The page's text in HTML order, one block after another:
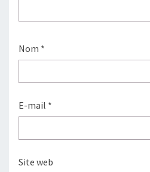
Nom *
E-mail *
Site web